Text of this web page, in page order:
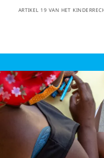
ARTIKEL 19 VAN HET